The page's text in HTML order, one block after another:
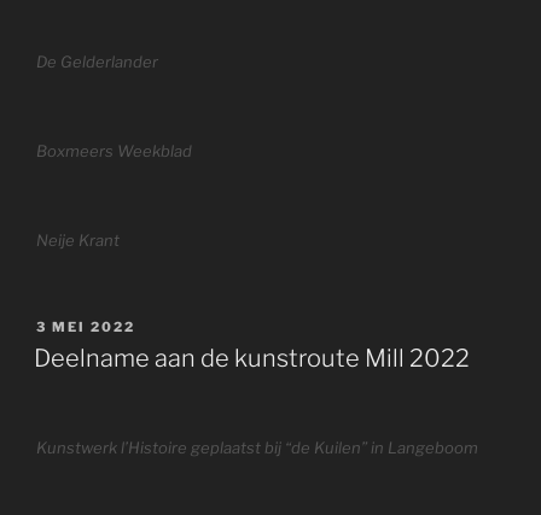
De Gelderlander
Boxmeers Weekblad
Neije Krant
GEPLAATST
OP
3 MEI 2022
Deelname aan de kunstroute Mill 2022
Kunstwerk l’Histoire geplaatst bij “de Kuilen” in Langeboom